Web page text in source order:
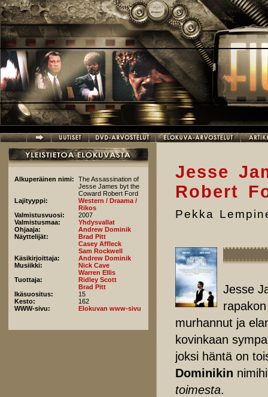
Hyppää pääsisältöön
Alkuperäinen nimi:
The Assassination of
Jesse James byt the
Coward Robert Ford
Lajityyppi:
Western / Draama /
Rikos
Valmistusvuosi:
2007
Valmistusmaa:
Yhdysvallat
Ohjaaja:
Andrew Dominik
Näyttelijät:
Brad Pitt
Casey Affleck
Sam Rockwell
Käsikirjoittaja:
Andrew Dominik
Musiikki:
Nick Cave
Warren Ellis
Tuottaja:
Ridley Scott
Brad Pitt
Ikäsuositus:
15
Kesto:
162
WWW-sivu:
Elokuvan www-sivu
Jesse
Robert
Pekka
Jesse
murhannut ja
kovinkaan
joksi häntä on
Dominikin
toimesta.